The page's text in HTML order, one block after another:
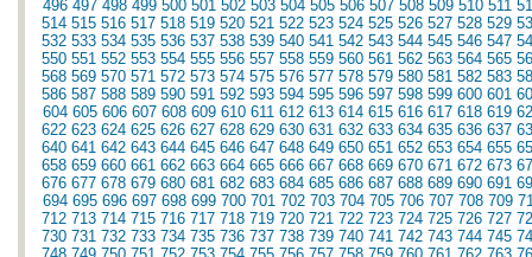
496 497 498 499 500 501 502 503 504 505 506 507 508 509 510 511
514 515 516 517 518 519 520 521 522 523 524 525 526 527 528 529
532 533 534 535 536 537 538 539 540 541 542 543 544 545 546 547
550 551 552 553 554 555 556 557 558 559 560 561 562 563 564 565
568 569 570 571 572 573 574 575 576 577 578 579 580 581 582 583
586 587 588 589 590 591 592 593 594 595 596 597 598 599 600 601
604 605 606 607 608 609 610 611 612 613 614 615 616 617 618 619
622 623 624 625 626 627 628 629 630 631 632 633 634 635 636 637
640 641 642 643 644 645 646 647 648 649 650 651 652 653 654 655
658 659 660 661 662 663 664 665 666 667 668 669 670 671 672 673
676 677 678 679 680 681 682 683 684 685 686 687 688 689 690 691
694 695 696 697 698 699 700 701 702 703 704 705 706 707 708 709
712 713 714 715 716 717 718 719 720 721 722 723 724 725 726 727
730 731 732 733 734 735 736 737 738 739 740 741 742 743 744 745